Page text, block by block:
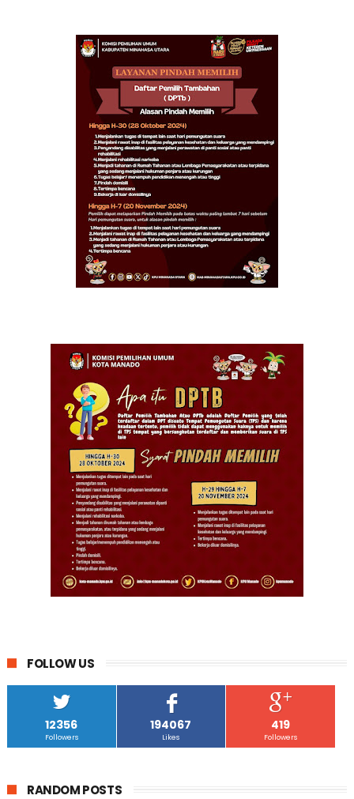
FOLLOW US
12356
Followers
194067
Likes
419
Followers
RANDOM POSTS